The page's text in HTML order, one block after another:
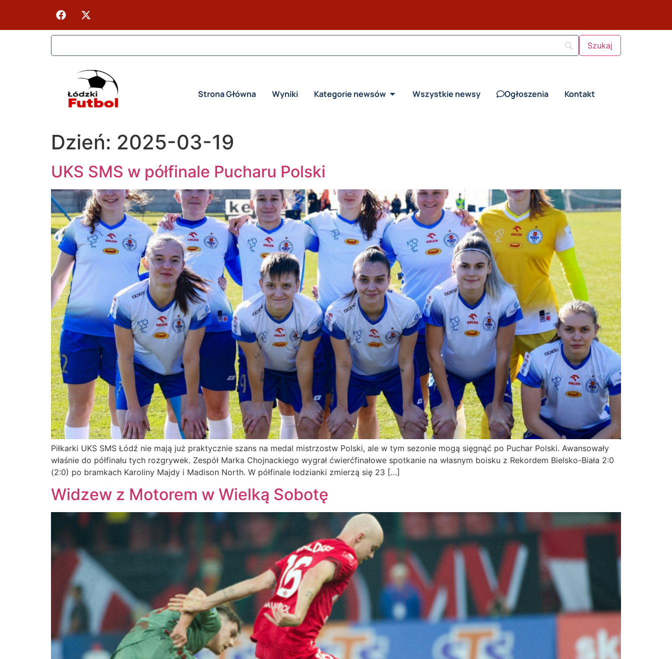
Strona Główna Wyniki Kategorie newsów Wszystkie newsy Ogłoszenia Kontakt
Dzień: 2025-03-19
UKS SMS w półfinale Pucharu Polski
Piłkarki UKS SMS Łódź nie mają już praktycznie szans na medal mistrzostw Polski, ale w tym sezonie mogą sięgnąć po Puchar Polski. Awansowały
właśnie do półfinału tych rozgrywek. Zespół Marka Chojnackiego wygrał ćwierćfinałowe spotkanie na własnym boisku z Rekordem Bielsko-Biała 2:0
(2:0) po bramkach Karoliny Majdy i Madison North. W półfinale łodzianki zmierzą się 23 […]
Widzew z Motorem w Wielką Sobotę